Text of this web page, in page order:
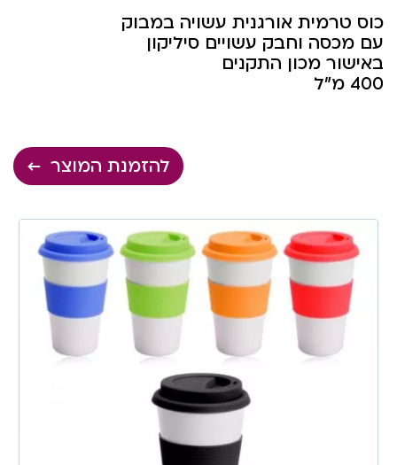
כוס טרמית אורגנית עשויה במבוק
עם מכסה וחבק עשויים סיליקון
באישור מכון התקנים
400 מ”ל
להזמנת המוצר